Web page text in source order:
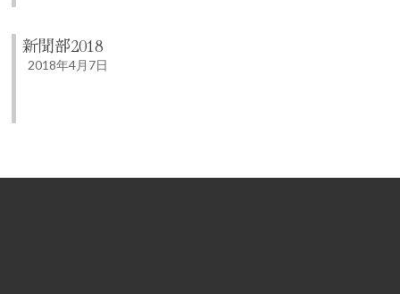
新聞部2018
2018年4月7日